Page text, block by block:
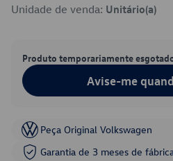
Unidade de venda: Unitário(a)
Produto temporariamente
Avise-me
Peça Original Volkswagen
Garantia de 3 meses de